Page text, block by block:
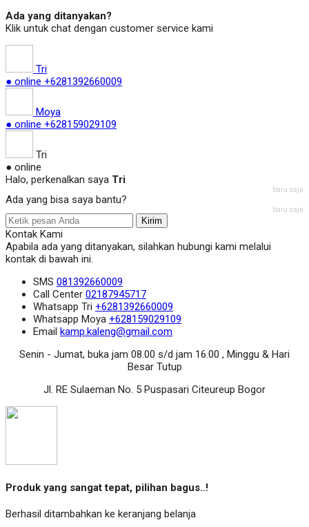
Ada yang ditanyakan?
Klik untuk chat dengan customer service kami
Tri
● online +6281392660009
Moya
● online +628159029109
Tri
● online
Halo, perkenalkan saya Tri
baru saja
Ada yang bisa saya bantu?
baru saja
Kirim
Kontak Kami
Apabila ada yang ditanyakan, silahkan hubungi kami melalui
kontak di bawah ini.
SMS 081392660009
Call Center 02187945717
Whatsapp Tri +6281392660009
Whatsapp Moya +628159029109
Email kamp.kaleng@gmail.com
Senin - Jumat, buka jam 08.00 s/d jam 16.00 , Minggu & Hari
Besar Tutup
Jl. RE Sulaeman No. 5 Puspasari Citeureup Bogor
Produk yang sangat tepat, pilihan bagus..!
Berhasil ditambahkan ke keranjang belanja